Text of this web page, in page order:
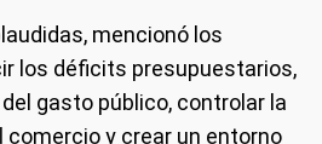
mencionó los
los déficits presupuestarios,
gasto público, controlar la
comercio y crear un entorno